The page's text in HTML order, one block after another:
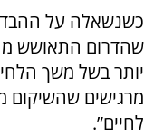
כשנשאלה על
שהדרום התאושש
יותר בשל משך
מרגישים שהשיקום
לחיים”.